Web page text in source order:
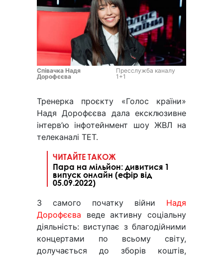
Співачка Надя
Дорофєєва
Пресслужба каналу
1+1
Тренерка проєкту «Голос країни»
Надя Дорофєєва дала ексклюзивне
інтерв’ю інфотейнмент шоу ЖВЛ на
телеканалі ТЕТ.
ЧИТАЙТЕ ТАКОЖ
Пара на мільйон: дивитися 1
випуск онлайн (ефір від
05.09.2022)
З самого початку війни Надя
Дорофєєва веде активну соціальну
діяльність: виступає з благодійними
концертами по всьому світу,
долучається до зборів коштів,